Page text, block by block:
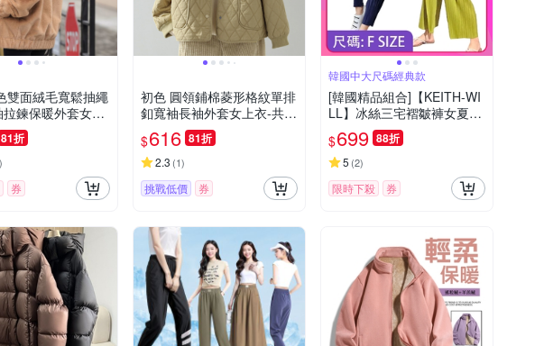
雙面絨毛寬鬆抽繩
鍊保暖外套女外
-39444(M-3XL可
81折
)
券
初色 圓領鋪棉菱形格紋單排
釦寬袖長袖外套女上衣-共4
色-31970(M-2XL可選)
$616 81折
2.3 (1)
挑戰低價 券
韓國中大尺碼經典款
[韓國精品組合]【KEITH-WI
LL】冰絲三宅褶皺褲女夏季
薄款闊腿哈倫多款任選(涼
感/針織/修身/輕薄/褶皺褲)
$699 88折
5 (2)
限時下殺 券